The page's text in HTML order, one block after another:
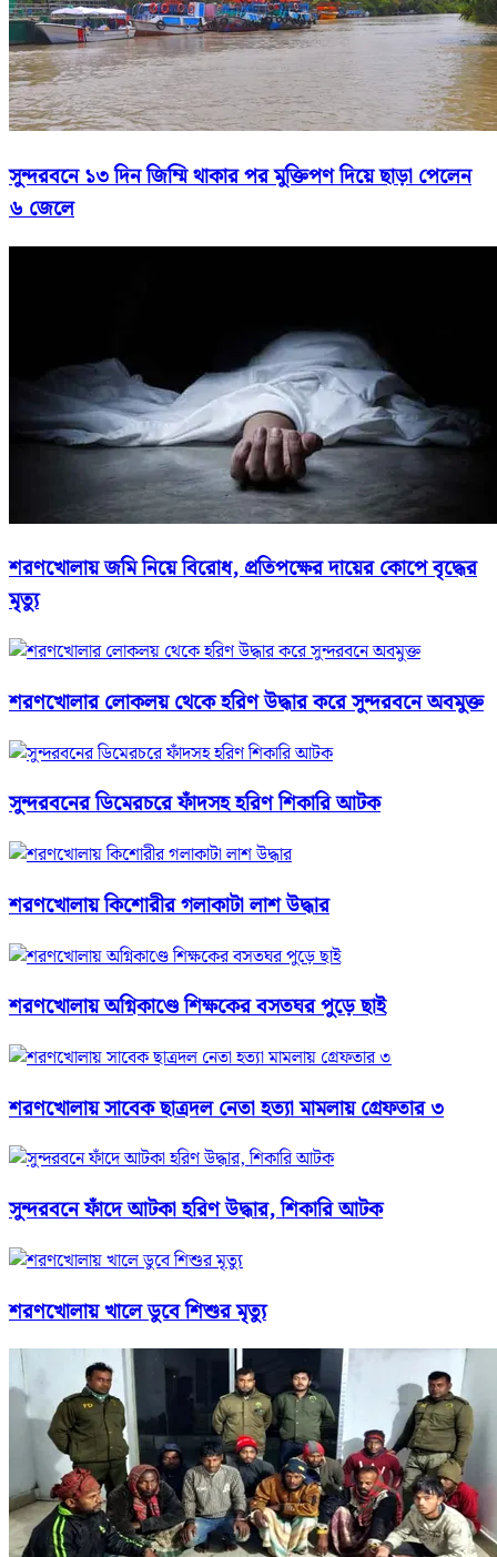
সুন্দরবনে ১৩ দিন জিম্মি থাকার পর মুক্তিপণ দিয়ে ছাড়া পেলেন
৬ জেলে
শরণখোলায় জমি নিয়ে বিরোধ, প্রতিপক্ষের দায়ের কোপে বৃদ্ধের
মৃত্যু
শরণখোলার লোকলয় থেকে হরিণ উদ্ধার করে সুন্দরবনে অবমুক্ত
সুন্দরবনের ডিমেরচরে ফাঁদসহ হরিণ শিকারি আটক
শরণখোলায় কিশোরীর গলাকাটা লাশ উদ্ধার
শরণখোলায় অগ্নিকাণ্ডে শিক্ষকের বসতঘর পুড়ে ছাই
শরণখোলায় সাবেক ছাত্রদল নেতা হত্যা মামলায় গ্রেফতার ৩
সুন্দরবনে ফাঁদে আটকা হরিণ উদ্ধার, শিকারি আটক
শরণখোলায় খালে ডুবে শিশুর মৃত্যু